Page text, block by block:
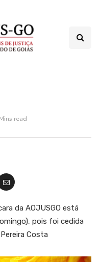
read
da AOJUSGO está
pois foi cedida
Costa